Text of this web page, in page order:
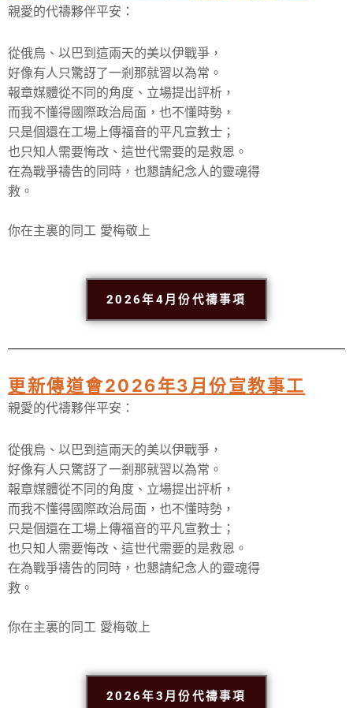
親愛的代禱夥伴平安：
從俄烏、以巴到這兩天的美以伊戰爭，
好像有人只驚訝了一剎那就習以為常。
報章媒體從不同的角度、立場提出評析，
而我不懂得國際政治局面，也不懂時勢，
只是個還在工場上傳福音的平凡宣教士；
也只知人需要悔改、這世代需要的是救恩。
在為戰爭禱告的同時，也懇請紀念人的靈魂得
救。
你在主裏的同工 愛梅敬上
2026年4月份代禱事項
更新傳道會2026年3月份宣教事工
親愛的代禱夥伴平安：
從俄烏、以巴到這兩天的美以伊戰爭，
好像有人只驚訝了一剎那就習以為常。
報章媒體從不同的角度、立場提出評析，
而我不懂得國際政治局面，也不懂時勢，
只是個還在工場上傳福音的平凡宣教士；
也只知人需要悔改、這世代需要的是救恩。
在為戰爭禱告的同時，也懇請紀念人的靈魂得
救。
你在主裏的同工 愛梅敬上
2026年3月份代禱事項